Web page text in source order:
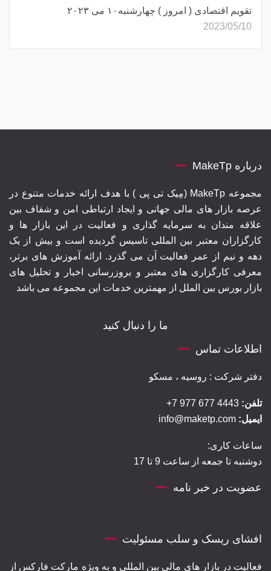
تقویم اقتصادی ( امروز ) چهارشنبه۱۰ می ۲۰۲۳
2023/05/10
درباره MakeTp
مجموعه MakeTp (مِیک تی پی ) با هدف ارائه خدمات متنوع در
عرصه بازار های مالی جهانی و ایجاد ارتباطی امن و شفاف بین
علاقه مندان به سرمایه گذاری و فعالیت در این بازار ها و
کارگزاران معتبر بین المللی تاسیس گردیده است و بیش از یک
دهه و نیم از عمر فعالیت آن می گذرد. ارائه آموزش های برتر‍،
معرفی کارگزاری های معتبر و بروزرسانی اخبار و تحلیل های
بازار بورس بین الملل از مهمترین خدمات این مجموعه می باشد
ما را دنبال کنید
اطلاعات تماس
دفتر شرکت : روسیه ، مسکو
تلفن:
ایمیل:
ساعات کاری:
دوشنبه تا جمعه از ساعت 9 تا 17
عضویت در خبر نامه
افشای ریسک و سلب مسئولیت
فعالیت در بازار های مالی بین المللی و به ویژه مارکت فارکس از